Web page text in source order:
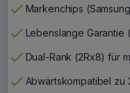
check Markenchips
check Lebenslange Garantie (
check Dual-Rank (2Rx8) für
check Abwärtskompatibel zu